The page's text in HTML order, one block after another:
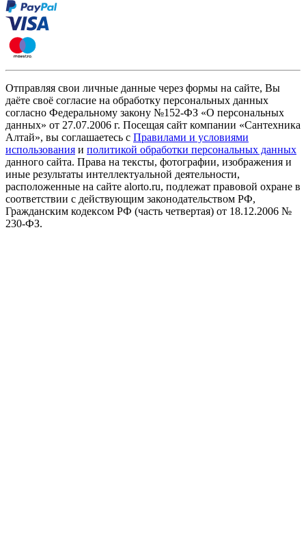
Отправляя свои личные данные через формы на сайте, Вы
даёте своё согласие на обработку персональных данных
согласно Федеральному закону №152-ФЗ «О персональных
данных» от 27.07.2006 г. Посещая сайт компании «Cантехника
Алтай», вы соглашаетесь с Правилами и условиями
использования и политикой обработки персональных данных
данного сайта. Права на тексты, фотографии, изображения и
иные результаты интеллектуальной деятельности,
расположенные на сайте alorto.ru, подлежат правовой охране в
соответствии с действующим законодательством РФ,
Гражданским кодексом РФ (часть четвертая) от 18.12.2006 №
230-ФЗ.